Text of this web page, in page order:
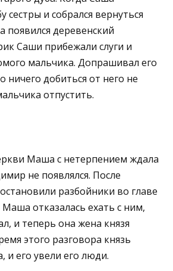
сестры и собрался вернуться
появился деревенский
Саши прибежали слуги и
мальчика. Допрашивал его
ничего добиться от него не
отпустить.
Маша с нетерпением ждала
не появлялся. После
разбойники во главе
отказалась ехать с ним,
и теперь она жена князя
этого разговора князь
и его увели его люди.